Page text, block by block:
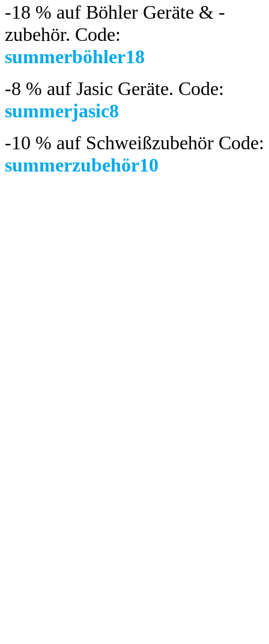
-18 % auf Böhler Geräte & -
zubehör. Code:
summerböhler18
-8 % auf Jasic Geräte. Code:
summerjasic8
-10 % auf Schweißzubehör Code:
summerzubehör10